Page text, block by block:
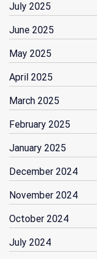
July 2025
June 2025
May 2025
April 2025
March 2025
February 2025
January 2025
December 2024
November 2024
October 2024
July 2024